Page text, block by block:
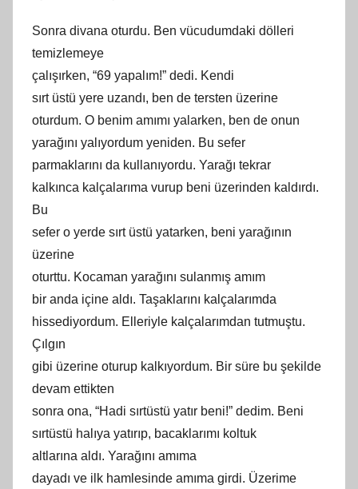
Sonra divana oturdu. Ben vücudumdaki dölleri
temizlemeye
çalışırken, “69 yapalım!” dedi. Kendi
sırt üstü yere uzandı, ben de tersten üzerine
oturdum. O benim amımı yalarken, ben de onun
yarağını yalıyordum yeniden. Bu sefer
parmaklarını da kullanıyordu. Yarağı tekrar
kalkınca kalçalarıma vurup beni üzerinden kaldırdı.
Bu
sefer o yerde sırt üstü yatarken, beni yarağının
üzerine
oturttu. Kocaman yarağını sulanmış amım
bir anda içine aldı. Taşaklarını kalçalarımda
hissediyordum. Elleriyle kalçalarımdan tutmuştu.
Çılgın
gibi üzerine oturup kalkıyordum. Bir süre bu şekilde
devam ettikten
sonra ona, “Hadi sırtüstü yatır beni!” dedim. Beni
sırtüstü halıya yatırıp, bacaklarımı koltuk
altlarına aldı. Yarağını amıma
dayadı ve ilk hamlesinde amıma girdi. Üzerime